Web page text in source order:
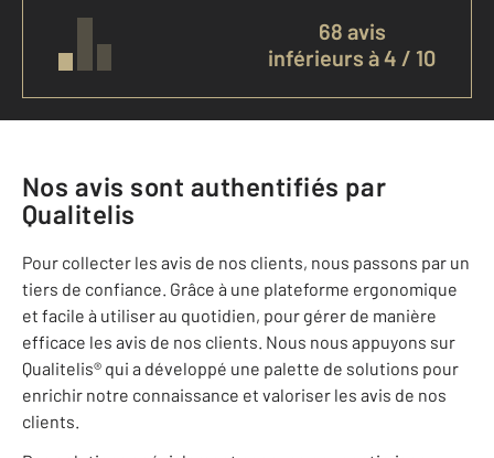
68 avis
inférieurs à 4 / 10
Nos avis sont authentifiés par
Qualitelis
Pour collecter les avis de nos clients, nous passons par un
tiers de confiance. Grâce à une plateforme ergonomique
et facile à utiliser au quotidien, pour gérer de manière
efficace les avis de nos clients. Nous nous appuyons sur
Qualitelis® qui a développé une palette de solutions pour
enrichir notre connaissance et valoriser les avis de nos
clients.